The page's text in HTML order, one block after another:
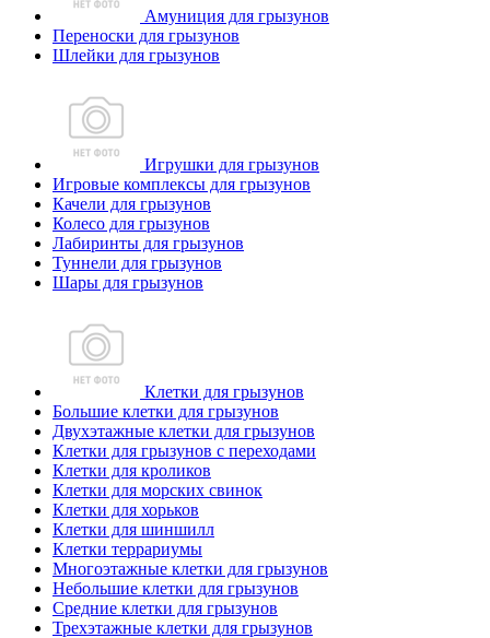
Амуниция для грызунов
Переноски для грызунов
Шлейки для грызунов
Игрушки для грызунов
Игровые комплексы для грызунов
Качели для грызунов
Колесо для грызунов
Лабиринты для грызунов
Туннели для грызунов
Шары для грызунов
Клетки для грызунов
Большие клетки для грызунов
Двухэтажные клетки для грызунов
Клетки для грызунов с переходами
Клетки для кроликов
Клетки для морских свинок
Клетки для хорьков
Клетки для шиншилл
Клетки террариумы
Многоэтажные клетки для грызунов
Небольшие клетки для грызунов
Средние клетки для грызунов
Трехэтажные клетки для грызунов